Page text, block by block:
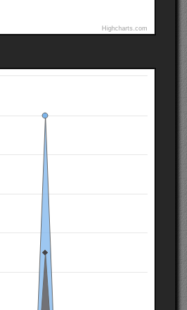
Highcharts.com